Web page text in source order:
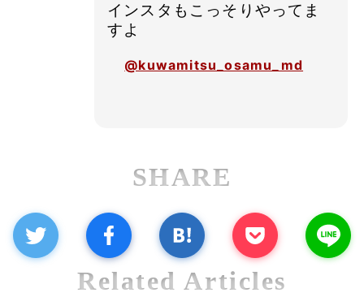
インスタもこっそりやってま
すよ
@kuwamitsu_osamu_md
SHARE
Related Articles